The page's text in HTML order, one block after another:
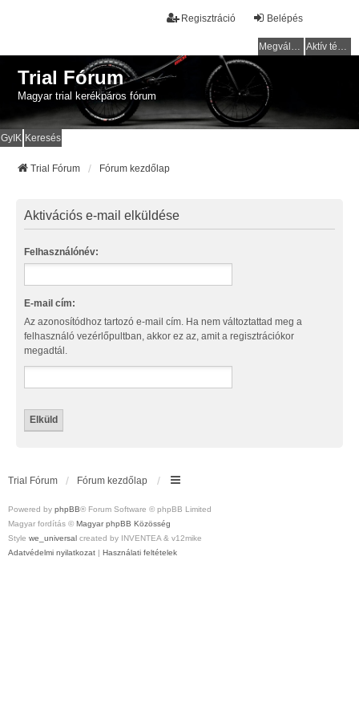
Belépés
Regisztráció
Megválaszolatlan témák Aktív témák
Trial Fórum
Magyar trial kerékpáros fórum
GyIK Keresés
Trial Fórum Fórum kezdőlap
Aktivációs e-mail elküldése
Felhasználónév:
E-mail cím:
Az azonosítódhoz tartozó e-mail cím. Ha nem változtattad meg a
felhasználó vezérlőpultban, akkor ez az, amit a regisztrációkor
megadtál.
Trial Fórum Fórum kezdőlap
Powered by phpBB® Forum Software © phpBB Limited
Magyar fordítás © Magyar phpBB Közösség
Style we_universal created by INVENTEA & v12mike
Adatvédelmi nyilatkozat | Használati feltételek